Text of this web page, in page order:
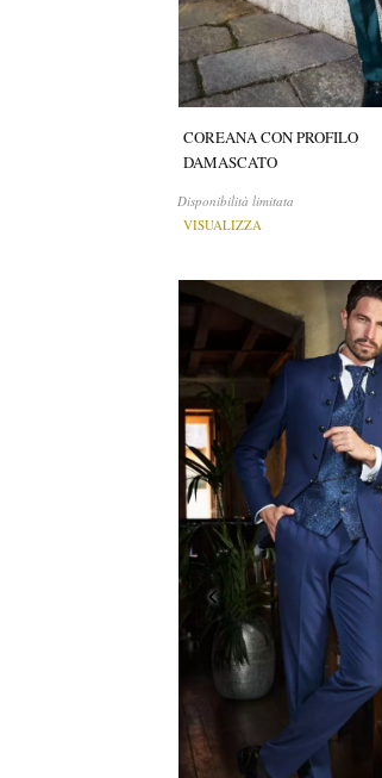
COREANA CON PROFILO
DAMASCATO
Disponibilità limitata
VISUALIZZA